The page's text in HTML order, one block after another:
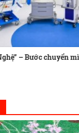
– Bước chuyển